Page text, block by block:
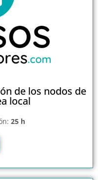
de los nodos de
local
25 h